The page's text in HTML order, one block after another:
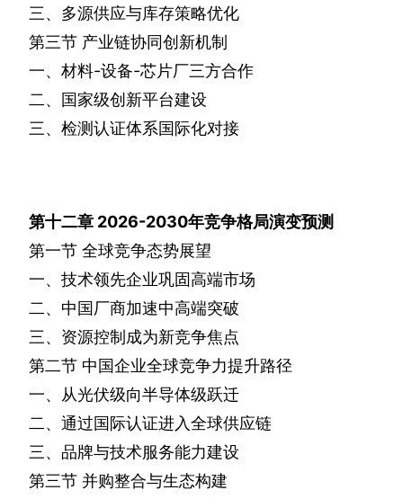
三、多源供应与库存策略优化
第三节 产业链协同创新机制
一、材料-设备-芯片厂三方合作
二、国家级创新平台建设
三、检测认证体系国际化对接
第十二章 2026-2030年竞争格局演变预测
第一节 全球竞争态势展望
一、技术领先企业巩固高端市场
二、中国厂商加速中高端突破
三、资源控制成为新竞争焦点
第二节 中国企业全球竞争力提升路径
一、从光伏级向半导体级跃迁
二、通过国际认证进入全球供应链
三、品牌与技术服务能力建设
第三节 并购整合与生态构建